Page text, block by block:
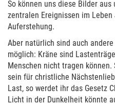
So können uns diese Bilder aus
zentralen Ereignissen im
Auferstehung.
Aber natürlich sind auch
möglich: Kräne sind
Menschen nicht tragen
sein für christliche
Last, so werdet ihr das Gesetz
Licht in der Dunkelheit könnte